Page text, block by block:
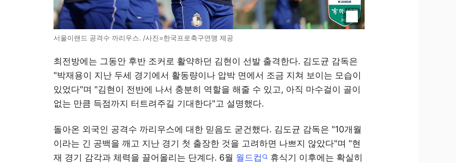
서울이랜드 공격수 까리우스. /사진=한국프로축구연맹 제공
최전방에는 그동안 후반 조커로 활약하던 김현이 선발 출격한다. 김도균 감독은
"박재용이 지난 두세 경기에서 활동량이나 압박 면에서 조금 지쳐 보이는 모습이
있었다"며 "김현이 전반에 나서 충분히 역할을 해줄 수 있고, 아직 마수걸이 골이
없는 만큼 득점까지 터트려주길 기대한다"고 설명했다.
돌아온 외국인 공격수 까리우스에 대한 믿음도 굳건했다. 김도균 감독은 "10개월
이라는 긴 공백을 깨고 지난 경기 첫 출장한 것을 고려하면 나쁘지 않았다"며 "현
재 경기 감각과 체력을 끌어올리는 단계다. 6월 월드컵
휴식기 이후에는 확실히